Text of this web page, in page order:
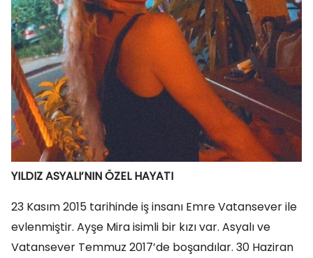
YILDIZ ASYALI’NIN ÖZEL HAYATI
23 Kasım 2015 tarihinde iş insanı Emre Vatansever ile
evlenmiştir. Ayşe Mira isimli bir kızı var. Asyalı ve
Vatansever Temmuz 2017’de boşandılar. 30 Haziran